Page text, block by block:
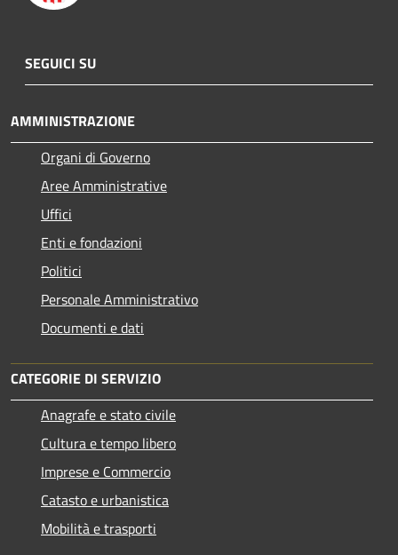
SEGUICI SU
AMMINISTRAZIONE
Organi di Governo
Aree Amministrative
Uffici
Enti e fondazioni
Politici
Personale Amministrativo
Documenti e dati
CATEGORIE DI SERVIZIO
Anagrafe e stato civile
Cultura e tempo libero
Imprese e Commercio
Catasto e urbanistica
Mobilità e trasporti